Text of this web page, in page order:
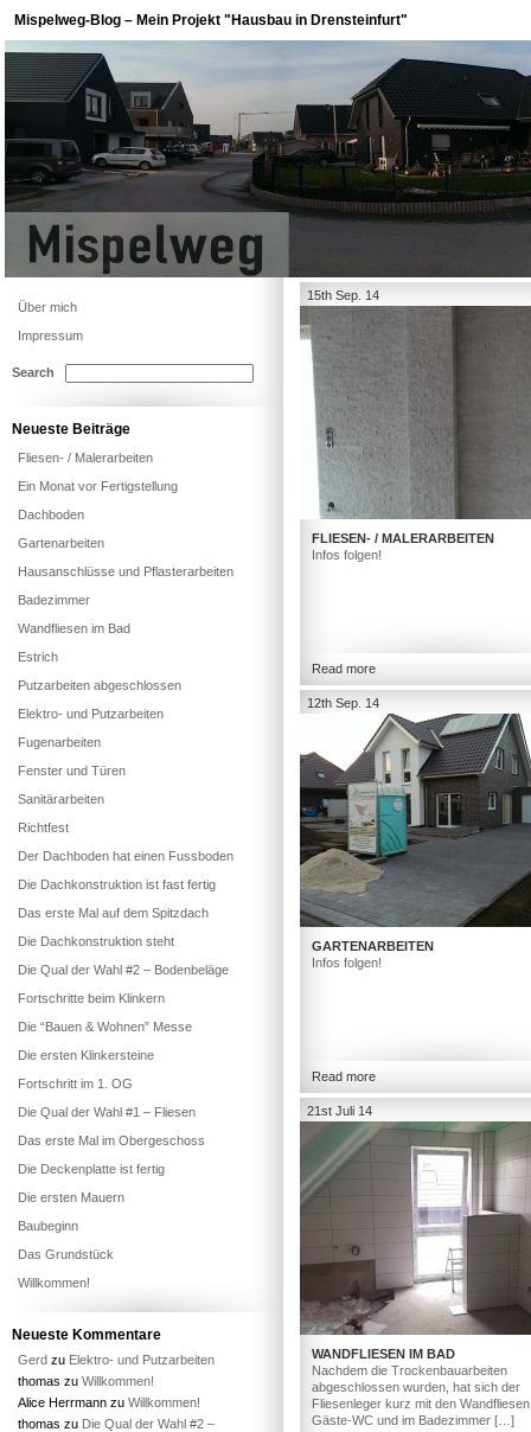
Mispelweg-Blog – Mein Projekt "Hausbau in Drensteinfurt"
15th Sep. 14
FLIESEN- / MALERARBEITEN
Infos folgen!
Read more
12th Sep. 14
GARTENARBEITEN
Infos folgen!
Read more
21st Juli 14
WANDFLIESEN IM BAD
Nachdem die Trockenbauarbeiten
abgeschlossen wurden, hat sich der
Fliesenleger kurz mit den
Gäste-WC und im Badezimmer […]
Über mich
Impressum
Search
Neueste Beiträge
Fliesen- / Malerarbeiten
Ein Monat vor Fertigstellung
Dachboden
Gartenarbeiten
Hausanschlüsse und Pflasterarbeiten
Badezimmer
Wandfliesen im Bad
Estrich
Putzarbeiten abgeschlossen
Elektro- und Putzarbeiten
Fugenarbeiten
Fenster und Türen
Sanitärarbeiten
Richtfest
Der Dachboden hat einen Fussboden
Die Dachkonstruktion ist fast fertig
Das erste Mal auf dem Spitzdach
Die Dachkonstruktion steht
Die Qual der Wahl #2 – Bodenbeläge
Fortschritte beim Klinkern
Die “Bauen & Wohnen” Messe
Die ersten Klinkersteine
Fortschritt im 1. OG
Die Qual der Wahl #1 – Fliesen
Das erste Mal im Obergeschoss
Die Deckenplatte ist fertig
Die ersten Mauern
Baubeginn
Das Grundstück
Willkommen!
Neueste Kommentare
Gerd zu Elektro- und Putzarbeiten
thomas zu Willkommen!
Alice Herrmann zu Willkommen!
thomas zu Die Qual der Wahl #2 –